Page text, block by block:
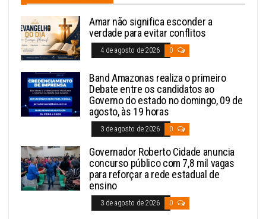
Amar não significa esconder a
verdade para evitar conflitos
4 de agosto de 2026 0
Band Amazonas realiza o primeiro
Debate entre os candidatos ao
Governo do estado no domingo, 09 de
agosto, às 19 horas
3 de agosto de 2026 0
Governador Roberto Cidade anuncia
concurso público com 7,8 mil vagas
para reforçar a rede estadual de
ensino
3 de agosto de 2026 0